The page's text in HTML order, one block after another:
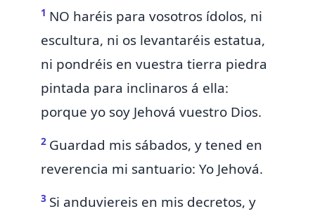
1 NO haréis para vosotros ídolos, ni
escultura, ni os levantaréis estatua,
ni pondréis en vuestra tierra piedra
pintada para inclinaros á ella:
porque yo soy Jehová vuestro Dios.
2 Guardad mis sábados, y tened en
reverencia mi santuario: Yo Jehová.
3 Si anduviereis en mis decretos, y